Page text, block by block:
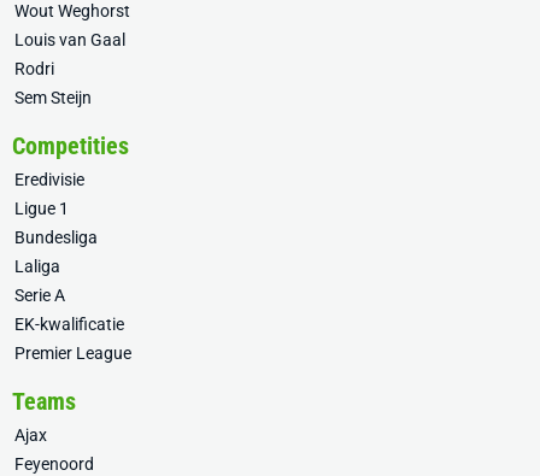
Wout Weghorst
Louis van Gaal
Rodri
Sem Steijn
Competities
Eredivisie
Ligue 1
Bundesliga
Laliga
Serie A
EK-kwalificatie
Premier League
Teams
Ajax
Feyenoord